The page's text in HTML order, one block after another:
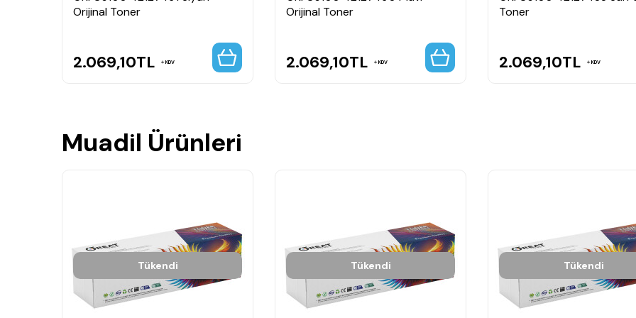
Orijinal Toner
2.069,10TL KDV
Orijinal Toner
2.069,10TL KDV
Toner
2.069,10TL KDV
Muadil Ürünleri
Tükendi Tükendi Tükendi